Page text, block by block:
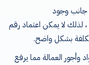
جانب وجود
، لذلك لا يمكن اعتماد رقم
بشكل واضح.
وأجور العمالة مما يرفع